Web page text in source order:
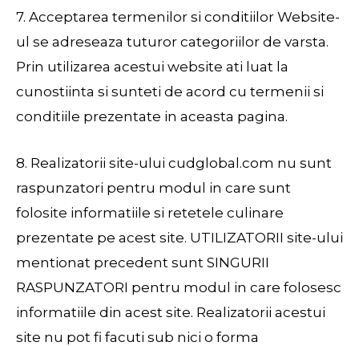
7. Acceptarea termenilor si conditiilor Website-
ul se adreseaza tuturor categoriilor de varsta.
Prin utilizarea acestui website ati luat la
cunostiinta si sunteti de acord cu termenii si
conditiile prezentate in aceasta pagina.
8. Realizatorii site-ului cudglobal.com nu sunt
raspunzatori pentru modul in care sunt
folosite informatiile si retetele culinare
prezentate pe acest site. UTILIZATORII site-ului
mentionat precedent sunt SINGURII
RASPUNZATORI pentru modul in care folosesc
informatiile din acest site. Realizatorii acestui
site nu pot fi facuti sub nici o forma